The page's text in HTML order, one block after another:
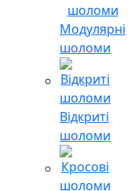
Модулярні
шоломи
Відкриті
шоломи